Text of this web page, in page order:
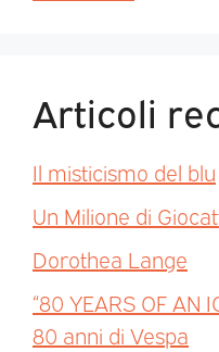
Articoli
Il misticismo del blu
Un Milione di
Dorothea Lange
“80 YEARS OF AN
80 anni di Vespa